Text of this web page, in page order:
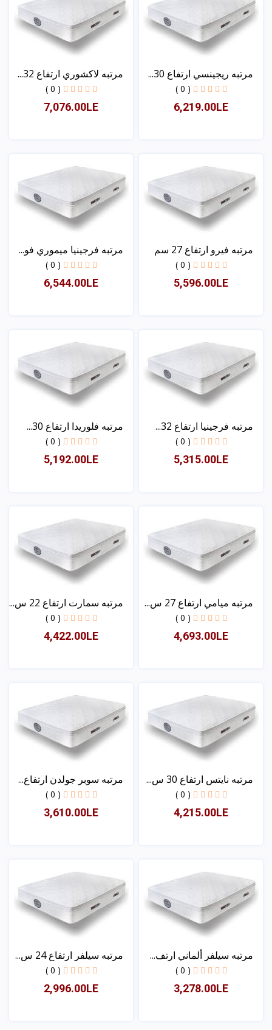
مرتبه ريجينسي ارتفاع 30...
( 0 )
6,219.00LE
مرتبه لاكشوري ارتفاع 32...
( 0 )
7,076.00LE
مرتبه فيرو ارتفاع 27 سم
( 0 )
5,596.00LE
مرتبه فرجينيا ميموري فو...
( 0 )
6,544.00LE
مرتبه فرجينيا ارتفاع 32...
( 0 )
5,315.00LE
مرتبه فلوريدا ارتفاع 30...
( 0 )
5,192.00LE
مرتبه ميامي ارتفاع 27 س...
( 0 )
4,693.00LE
مرتبه سمارت ارتفاع 22 س...
( 0 )
4,422.00LE
مرتبه نايتس ارتفاع 30 س...
( 0 )
4,215.00LE
مرتبه سوبر جولدن ارتفاع...
( 0 )
3,610.00LE
مرتبه سيلفر ألماني ارتف...
( 0 )
3,278.00LE
مرتبه سيلفر ارتفاع 24 س...
( 0 )
2,996.00LE